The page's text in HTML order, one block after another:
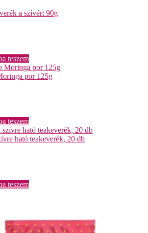
a szívért 90g
teszem
por 125g
teszem
ható teakeverék, 20 db
teszem